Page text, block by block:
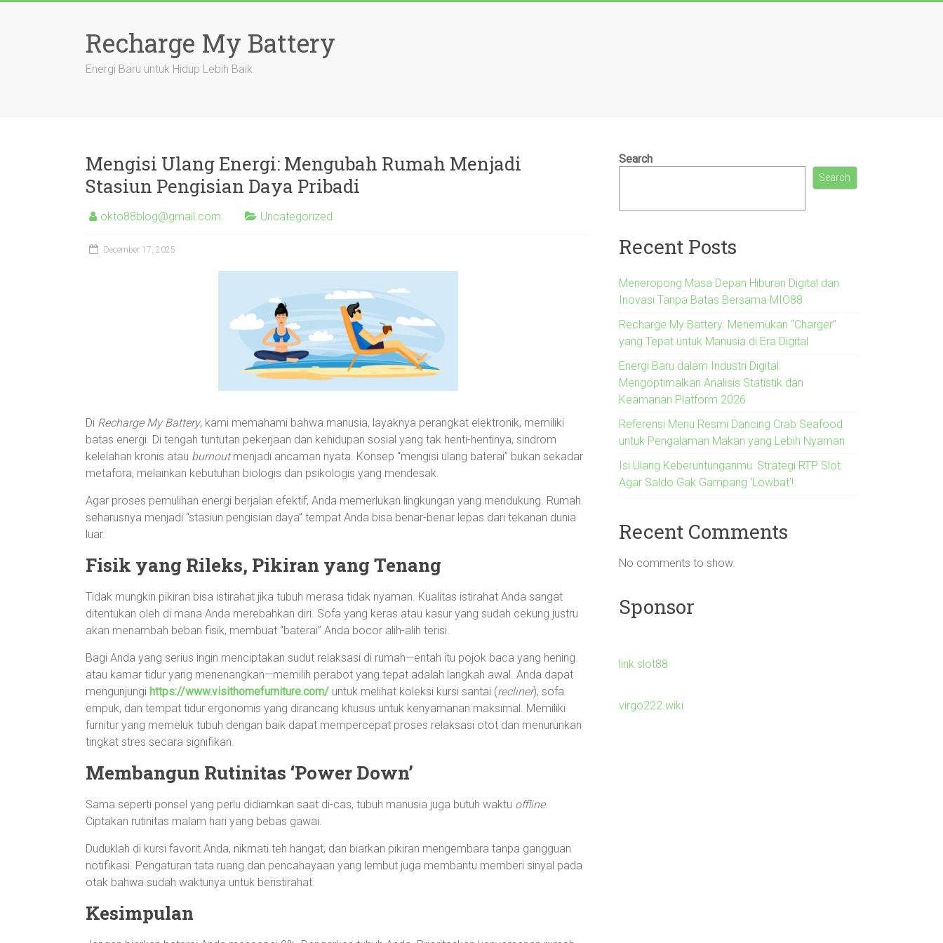
Recharge My Battery
Energi Baru untuk Hidup Lebih Baik
Mengisi Ulang Energi: Mengubah Rumah Menjadi
Stasiun Pengisian Daya Pribadi
okto88blog@gmail.com Uncategorized
December 17, 2025
Di Recharge My Battery, kami memahami bahwa manusia, layaknya perangkat elektronik, memiliki
batas energi. Di tengah tuntutan pekerjaan dan kehidupan sosial yang tak henti-hentinya, sindrom
kelelahan kronis atau burnoutmenjadi ancaman nyata. Konsep “mengisi ulang baterai” bukan sekadar
metafora, melainkan kebutuhan biologis dan psikologis yang mendesak.
Agar proses pemulihan energi berjalan efektif, Anda memerlukan lingkungan yang mendukung. Rumah
seharusnya menjadi “stasiun pengisian daya” tempat Anda bisa benar-benar lepas dari tekanan dunia
luar.
Fisik yang Rileks, Pikiran yang Tenang
Tidak mungkin pikiran bisa istirahat jika tubuh merasa tidak nyaman. Kualitas istirahat Anda sangat
ditentukan oleh di mana Anda merebahkan diri. Sofa yang keras atau kasur yang sudah cekung justru
akan menambah beban fisik, membuat “baterai” Anda bocor alih-alih terisi.
Bagi Anda yang serius ingin menciptakan sudut relaksasi di rumah—entah itu pojok baca yang hening
atau kamar tidur yang menenangkan—memilih perabot yang tepat adalah langkah awal. Anda dapat
mengunjungi https://www.visithomefurniture.com/ untuk melihat koleksi kursi santai (recliner), sofa
empuk, dan tempat tidur ergonomis yang dirancang khusus untuk kenyamanan maksimal. Memiliki
furnitur yang memeluk tubuh dengan baik dapat mempercepat proses relaksasi otot dan menurunkan
tingkat stres secara signifikan.
Membangun Rutinitas ‘Power Down’
Sama seperti ponsel yang perlu didiamkan saat di-cas, tubuh manusia juga butuh waktu offline.
Ciptakan rutinitas malam hari yang bebas gawai.
Duduklah di kursi favorit Anda, nikmati teh hangat, dan biarkan pikiran mengembara tanpa gangguan
notifikasi. Pengaturan tata ruang dan pencahayaan yang lembut juga membantu memberi sinyal pada
otak bahwa sudah waktunya untuk beristirahat.
Kesimpulan
Search
Search
Recent Posts
Meneropong Masa Depan Hiburan Digital dan
Inovasi Tanpa Batas Bersama MIO88
Recharge My Battery: Menemukan “Charger”
yang Tepat untuk Manusia di Era Digital
Energi Baru dalam Industri Digital:
Mengoptimalkan Analisis Statistik dan
Keamanan Platform 2026
Referensi Menu Resmi Dancing Crab Seafood
untuk Pengalaman Makan yang Lebih Nyaman
Isi Ulang Keberuntunganmu: Strategi RTP Slot
Agar Saldo Gak Gampang ‘Lowbat’!
Recent Comments
No comments to show.
Sponsor
link slot88
virgo222.wiki